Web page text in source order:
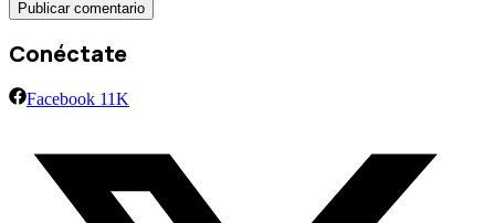
Conéctate
Facebook 11K